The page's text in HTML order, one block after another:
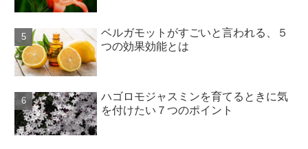
ベルガモットがすごいと言われる、５
つの効果効能とは
ハゴロモジャスミンを育てるときに気
を付けたい７つのポイント